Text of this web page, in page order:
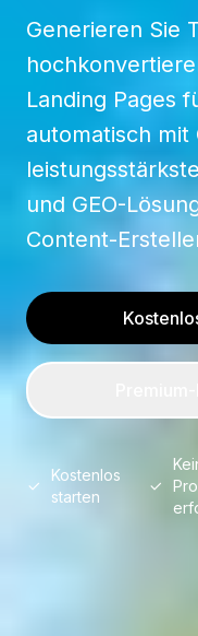
Generieren Sie
Landing Pages
automatisch mit
und GEO-
Content-
Kostenlos
starten